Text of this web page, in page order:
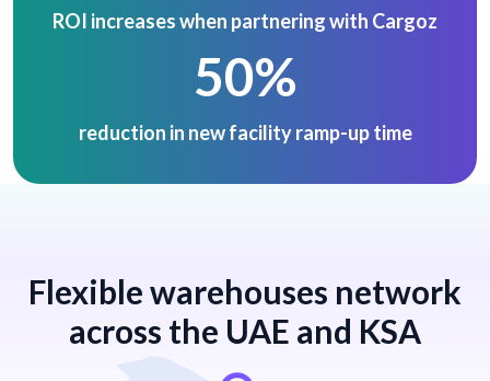
ROI increases when partnering with Cargoz
50%
reduction in new facility ramp-up time
Flexible warehouses network
across the UAE and KSA